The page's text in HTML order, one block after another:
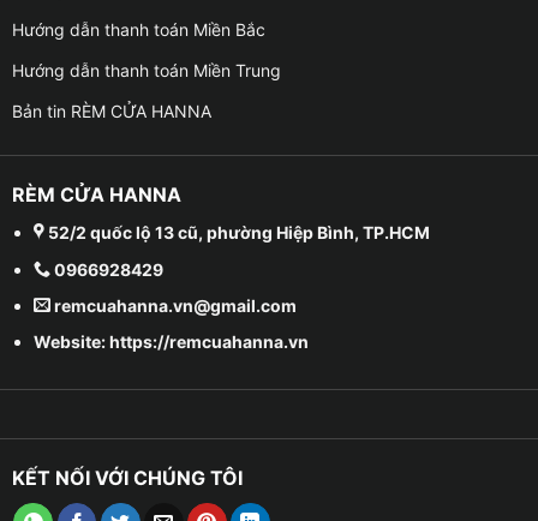
Hướng dẫn thanh toán Miền Bắc
Hướng dẫn thanh toán Miền Trung
Bản tin RÈM CỬA HANNA
RÈM CỬA HANNA
52/2 quốc lộ 13 cũ, phường Hiệp Bình, TP.HCM
0966928429
remcuahanna.vn@gmail.com
Website: https://remcuahanna.vn
KẾT NỐI VỚI CHÚNG TÔI